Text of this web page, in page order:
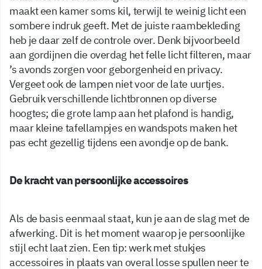
maakt een kamer soms kil, terwijl te weinig licht een
sombere indruk geeft. Met de juiste raambekleding
heb je daar zelf de controle over. Denk bijvoorbeeld
aan gordijnen die overdag het felle licht filteren, maar
’s avonds zorgen voor geborgenheid en privacy.
Vergeet ook de lampen niet voor de late uurtjes.
Gebruik verschillende lichtbronnen op diverse
hoogtes; die grote lamp aan het plafond is handig,
maar kleine tafellampjes en wandspots maken het
pas echt gezellig tijdens een avondje op de bank.
De kracht van persoonlijke accessoires
Als de basis eenmaal staat, kun je aan de slag met de
afwerking. Dit is het moment waarop je persoonlijke
stijl echt laat zien. Een tip: werk met stukjes
accessoires in plaats van overal losse spullen neer te